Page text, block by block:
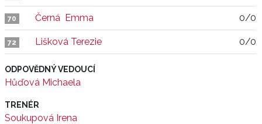
70 Černá Emma 0/0
72 Lišková Terezie 0/0
ODPOVĚDNÝ VEDOUCÍ
Hůďová Michaela
TRENÉR
Soukupová Irena